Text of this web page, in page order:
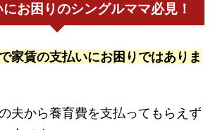
お困りのシングルママ必見！
家賃の支払いにお困りではありま
夫から養育費を支払ってもらえず